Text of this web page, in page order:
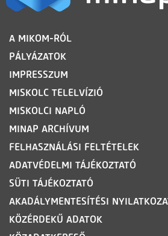
LÁBLÉC
A MIKOM-RÓL
PÁLYÁZATOK
IMPRESSZUM
MISKOLC TELELVÍZIÓ
MISKOLCI NAPLÓ
MINAP ARCHÍVUM
FELHASZNÁLÁSI FELTÉTELEK
ADATVÉDELMI TÁJÉKOZTATÓ
SÜTI TÁJÉKOZTATÓ
AKADÁLYMENTESÍTÉSI
KÖZÉRDEKŰ ADATOK